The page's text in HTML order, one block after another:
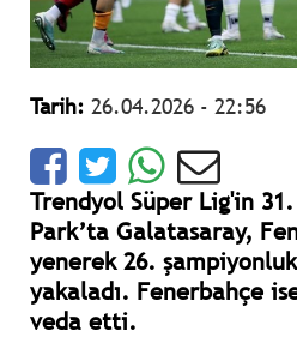
Tarih: 26.04.2026 - 22:56
Trendyol Süper Lig'in 31.
Park’ta Galatasaray,
yenerek 26.
yakaladı. Fenerbahçe
veda etti.